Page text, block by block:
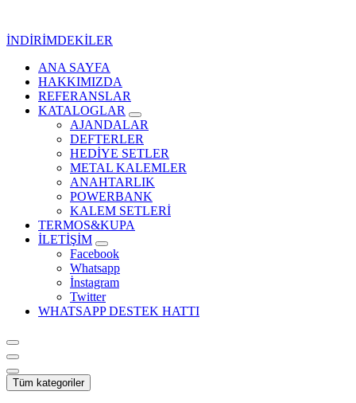
İNDİRİMDEKİLER
Kurumsal Promosyon-Hediyelik
ANA SAYFA
HAKKIMIZDA
REFERANSLAR
KATALOGLAR
AJANDALAR
DEFTERLER
HEDİYE SETLER
METAL KALEMLER
ANAHTARLIK
POWERBANK
KALEM SETLERİ
TERMOS&KUPA
İLETİŞİM
Facebook
Whatsapp
İnstagram
Twitter
WHATSAPP DESTEK HATTI
Tüm kategoriler